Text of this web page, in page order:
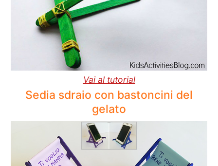
Vai al tutorial
Sedia sdraio con bastoncini del
gelato